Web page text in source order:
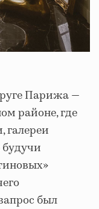
Парижа —
районе, где
галереи
был